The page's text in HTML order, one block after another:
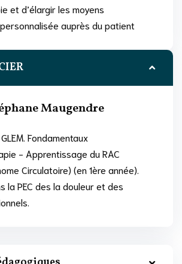
Maugendre
Fondamentaux
- Apprentissage du RAC
Circulatoire) (en 1ère année).
la PEC des la douleur et des
et d’élargir les moyens
auprès du patient